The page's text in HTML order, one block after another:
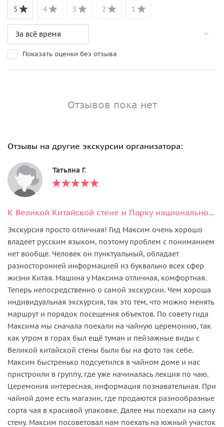
5 4 3 2 1
Показать оценки без отзыва
Отзывов пока нет
Отзывы на другие экскурсии организатора:
Татьяна Г.
К Великой Китайской стене и Парку национальностей (маршрут на выбор)
Экскурсия просто отличная! Гид Максим очень хорошо
владеет русским языком, поэтому проблем с пониманием
нет вообще. Человек он пунктуальный, обладает
разносторонней информацией из буквально всех сфер
жизни Китая. Машина у Максима отличная, комфортная.
Теперь непосредственно о самой экскурсии. Чем хороша
индивидуальная экскурсия, так это тем, что можно менять
маршрут и порядок посещения объектов. По совету гида
Максима мы сначала поехали на чайную церемонию, так
как утром в горах был ещё туман и пейзажные виды с
Великой китайской стены были бы на фото так себе.
Максим быстренько подсуетился в чайном доме и нас
пристроили в группу, где уже начиналась лекция по чаю.
Церемония интересная, информация познавательная. При
чайной доме есть магазин, где продаются разнообразные
сорта чая в красивой упаковке. Далее мы поехали на саму
стену. Максим посоветовал нам поехать на южный участок